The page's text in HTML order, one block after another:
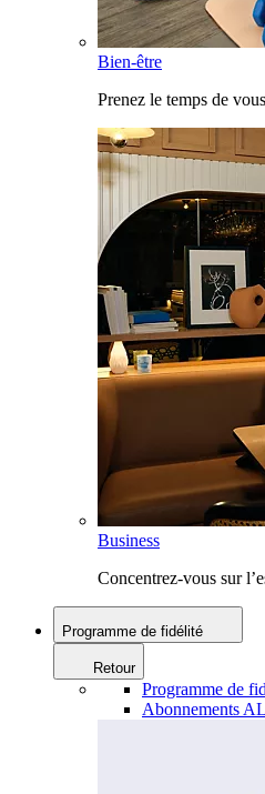
Bien-être
Prenez le temps de
Business
Concentrez-vous sur
Programme de fidélité
Retour
Programme de
Abonnements